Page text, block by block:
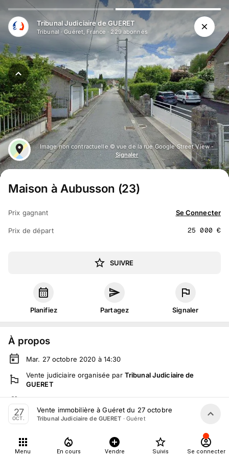
Tribunal Judiciaire de GUERET
Tribunal·Guéret, France · 229abonnés
Image non contractuelle © vue de la rue Google Street View -
Signaler
Maison à Aubusson (23)
Prix gagnant Se Connecter
Prix de départ 25 000 €
SUIVRE
Planifiez Partagez Signaler
À propos
Mar. 27 octobre 2020 à 14:30
Vente judiciaire organisée par Tribunal Judiciaire de
GUERET
En salle :23 place Bonnyaud, 23000 Guéret, France
Tout le monde peut participer
Détails
27
OCT.
Vente immobilière à Guéret du 27 octobre
Tribunal Judiciaire de GUERET · Guéret
Menu En cours Vendre Suivis Se connecter